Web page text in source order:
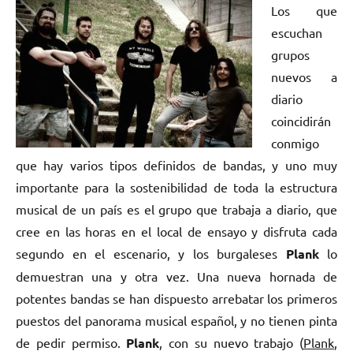
Los que
escuchan
grupos
nuevos a
diario
coincidirán
conmigo
que hay varios tipos definidos de bandas, y uno muy
importante para la sostenibilidad de toda la estructura
musical de un país es el grupo que trabaja a diario, que
cree en las horas en el local de ensayo y disfruta cada
segundo en el escenario, y los burgaleses Planklo
demuestran una y otra vez. Una nueva hornada de
potentes bandas se han dispuesto arrebatar los primeros
puestos del panorama musical español, y no tienen pinta
de pedir permiso. Plank , con su nuevo trabajo (Plank